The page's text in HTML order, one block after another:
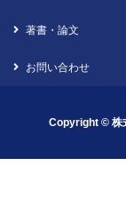
著書・論文
お問い合わせ
Copyright © 株